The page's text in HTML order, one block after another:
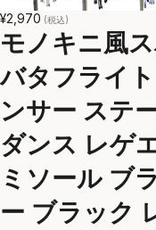
¥2,970 (税込)
モノキニ風
バタフライ
ンサー ステ
ダンス レゲ
ミソール ブ
ー ブラック